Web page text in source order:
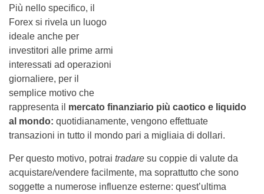
Più nello specifico, il
Forex si rivela un luogo
ideale anche per
investitori alle prime armi
interessati ad operazioni
giornaliere, per il
semplice motivo che
rappresenta il mercato finanziario più caotico e liquido
al mondo: quotidianamente, vengono effettuate
transazioni in tutto il mondo pari a migliaia di dollari.
Per questo motivo, potrai tradare su coppie di valute da
acquistare/vendere facilmente, ma soprattutto che sono
soggette a numerose influenze esterne: quest’ultima